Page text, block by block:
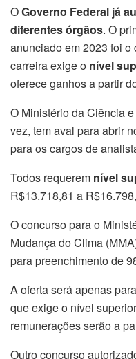
OGoverno Federal já
diferentes órgãos. O
anunciado em 2023 foi o
carreira exige o nível
oferece ganhos a partir
O Ministério da Ciência
vez, tem aval para abrir
para os cargos de
Todos requerem nível
R$13.718,81 a
O concurso para o
Mudança do Clima
para preenchimento de
A oferta será apenas
que exige o nível
remunerações serão a
Outro concurso